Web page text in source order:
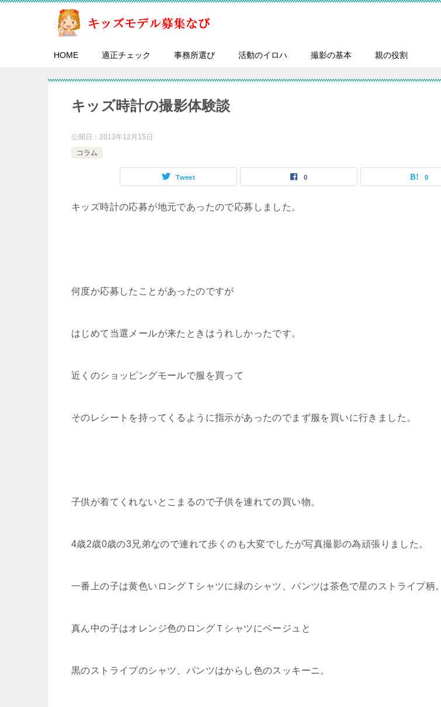
HOME 適正チェック 事務所選び 活動のイロハ 撮影の基本 親の役割
キッズ時計の撮影体験談
公開日： 2013年12月15日
コラム
Tweet 0 0
キッズ時計の応募が地元であったので応募しました。
何度か応募したことがあったのですが
はじめて当選メールが来たときはうれしかったです。
近くのショッピングモールで服を買って
そのレシートを持ってくるように指示があったのでまず服を買いに行きました。
子供が着てくれないとこまるので子供を連れての買い物。
4歳2歳0歳の3兄弟なので連れて歩くのも大変でしたが写真撮影の為頑張りました。
一番上の子は黄色いロングＴシャツに緑のシャツ、パンツは茶色で星のストライプ柄。
真ん中の子はオレンジ色のロングＴシャツにベージュと
黒のストライプのシャツ、パンツはからし色のスッキーニ。